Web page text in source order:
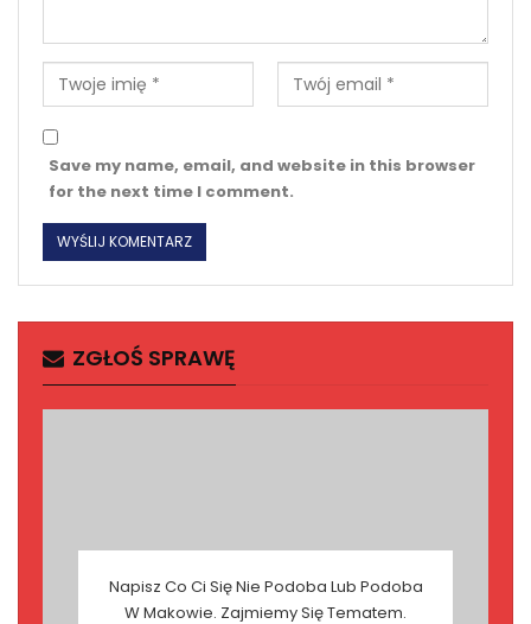
Save my name, email, and website in this browser
for the next time I comment.
ZGŁOŚ SPRAWĘ
Napisz Co Ci Się Nie Podoba Lub Podoba
W Makowie. Zajmiemy Się Tematem.